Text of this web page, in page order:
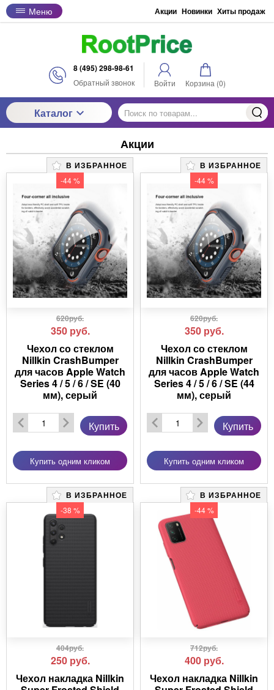
Меню Акции Новинки Хиты продаж
8 (495) 298-98-61
Обратный звонок Войти Корзина (0)
Каталог
Акции
В ИЗБРАННОЕ
-44 %
620руб.
350 руб.
Чехол со стеклом
Nillkin CrashBumper
для часов Apple Watch
Series 4 / 5 / 6 / SE (40
мм), серый
Купить
Купить одним кликом
В ИЗБРАННОЕ
-44 %
620руб.
350 руб.
Чехол со стеклом
Nillkin CrashBumper
для часов Apple Watch
Series 4 / 5 / 6 / SE (44
мм), серый
Купить
Купить одним кликом
В ИЗБРАННОЕ
-38 %
404руб.
250 руб.
Чехол накладка Nillkin
В ИЗБРАННОЕ
-44 %
712руб.
400 руб.
Чехол накладка Nillkin